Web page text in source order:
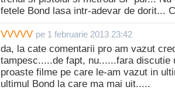
fetele Bond lasa intr-adevar de dorit...
VVVVV pe 1 februarie 2013 23:42
da, la cate comentarii pro am vazut
tampesc.....de fapt, nu......fara discutie
proaste filme pe care le-am vazut in
ultimul Bond la care ma mai uit.....